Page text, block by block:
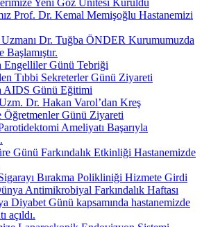
Prof. Dr. Kemal Memişoğlu Hastanemizi
Dr. Tuğba ÖNDER Kurumumuzda
Engelliler Günü Tebriği
Tıbbi Sekreterler Günü Ziyareti
AIDS Günü Eğitimi
Dr. Hakan Varol’dan Kreş
Öğretmenler Günü Ziyareti
Ameliyatı Başarıyla
Günü Farkındalık Etkinliği Hastanemizde
Bırakma Polikliniği Hizmete Girdi
Antimikrobiyal Farkındalık Haftası
Diyabet Günü kapsamında hastanemizde
açıldı.